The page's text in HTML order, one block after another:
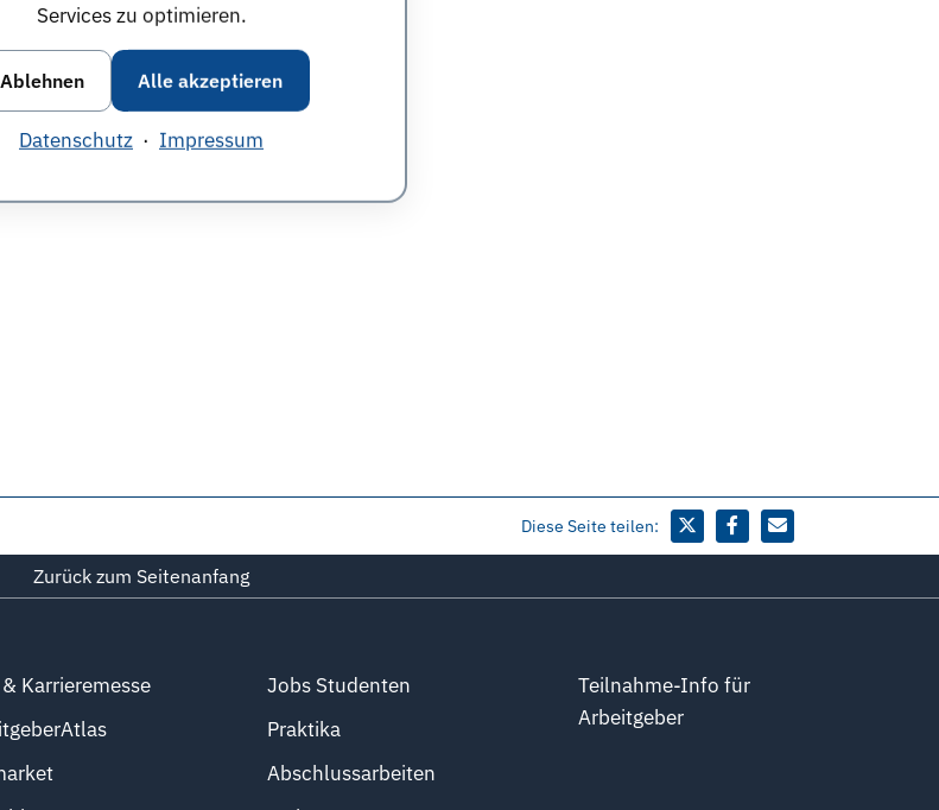
Services zu optimieren.
Ablehnen Alle akzeptieren
Datenschutz · Impressum
Diese Seite teilen:
Zurück zum Seitenanfang
Karrieremesse
Jobs Studenten
Praktika
Abschlussarbeiten
Teilnahme-Info für
Arbeitgeber